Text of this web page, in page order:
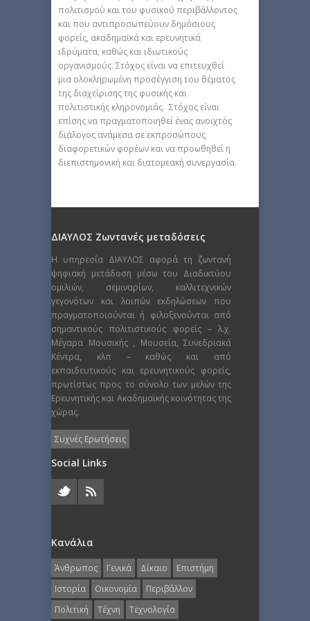
πολιτισμού και του φυσικού περιβάλλοντος
και που αντιπροσωπεύουν δημόσιους
φορείς, ακαδημαϊκά και ερευνητικά
ιδρύματα, καθώς και ιδιωτικούς
οργανισμούς. Στόχος είναι να επιτευχθεί
μια ολοκληρωμένη προσέγγιση του θέματος
της διαχείρισης της φυσικής και
πολιτιστικής κληρονομιάς. Στόχος είναι
επίσης να πραγματοποιηθεί ένας ανοιχτός
διάλογος ανάμεσα σε εκπροσώπους
διαφορετικών φορέων και να προωθηθεί η
διεπιστημονική και διατομεακή συνεργασία.
ΔΙΑΥΛΟΣ Ζωντανές μεταδόσεις
Η υπηρεσία ΔΙΑΥΛΟΣ αφορά τη ζωντανή
ψηφιακή μετάδοση μέσω του Διαδικτύου
ομιλιών, σεμιναρίων, καλλιτεχνικών
γεγονότων και λοιπών εκδηλώσεων που
πραγματοποιούνται ή φιλοξενούνται από
σημαντικούς πολιτιστικούς φορείς – λ.χ.
Μέγαρα Μουσικής , Μουσεία, Συνεδριακά
Κέντρα, κλπ – καθώς και από
εκπαιδευτικούς και ερευνητικούς φορείς,
πρωτίστως προς το σύνολο των μελών της
Ερευνητικής και Ακαδημαϊκής κοινότητας της
χώρας.
Συχνές Ερωτήσεις
Social Links
Κανάλια
Άνθρωπος Γενικά Δίκαιο
Επιστήμη
Ιστορία
Οικονομία
Περιβάλλον
Πολιτική
Τέχνη Τεχνολογία